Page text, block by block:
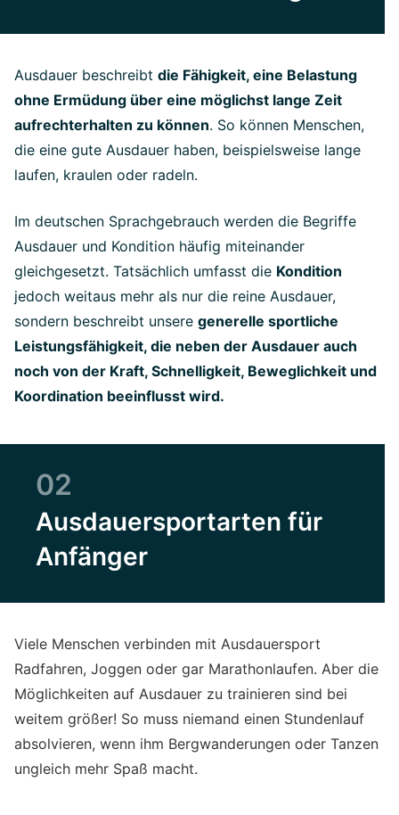
Ausdauer beschreibt die Fähigkeit, eine Belastung
ohne Ermüdung über eine möglichst lange Zeit
aufrechterhalten zu können. So können Menschen,
die eine gute Ausdauer haben, beispielsweise lange
laufen, kraulen oder radeln.
Im deutschen Sprachgebrauch werden die Begriffe
Ausdauer und Kondition häufig miteinander
gleichgesetzt. Tatsächlich umfasst die Kondition
jedoch weitaus mehr als nur die reine Ausdauer,
sondern beschreibt unsere generelle sportliche
Leistungsfähigkeit, die neben der Ausdauer auch
noch von der Kraft, Schnelligkeit, Beweglichkeit und
Koordination beeinflusst wird.
02
Ausdauersportarten für
Anfänger
Viele Menschen verbinden mit Ausdauersport
Radfahren, Joggen oder gar Marathonlaufen. Aber die
Möglichkeiten auf Ausdauer zu trainieren sind bei
weitem größer! So muss niemand einen Stundenlauf
absolvieren, wenn ihm Bergwanderungen oder Tanzen
ungleich mehr Spaß macht.